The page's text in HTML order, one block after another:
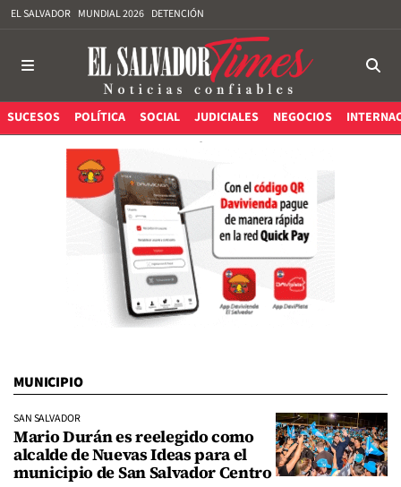
EL SALVADOR MUNDIAL 2026 DETENCIÓN
SUCESOS POLÍTICA SOCIAL JUDICIALES NEGOCIOS
MUNICIPIO
SAN SALVADOR
Mario Durán es reelegido como
alcalde de Nuevas Ideas para el
municipio de San Salvador Centro